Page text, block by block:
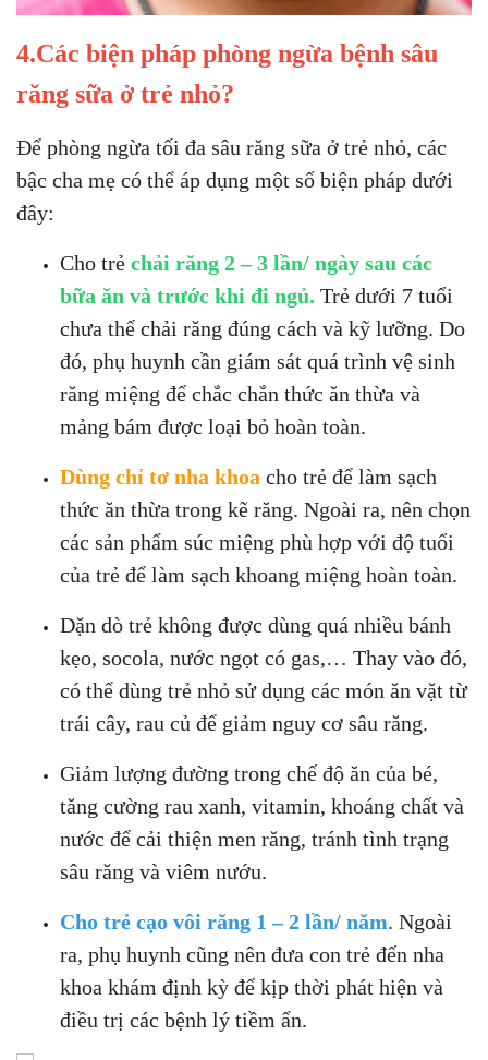
4.Các biện pháp phòng ngừa bệnh sâu
răng sữa ở trẻ nhỏ?
Để phòng ngừa tối đa sâu răng sữa ở trẻ nhỏ, các
bậc cha mẹ có thể áp dụng một số biện pháp dưới
đây:
Cho trẻ chải răng 2 – 3 lần/ ngày sau các
bữa ăn và trước khi đi ngủ. Trẻ dưới 7 tuổi
chưa thể chải răng đúng cách và kỹ lưỡng. Do
đó, phụ huynh cần giám sát quá trình vệ sinh
răng miệng để chắc chắn thức ăn thừa và
mảng bám được loại bỏ hoàn toàn.
Dùng chỉ tơ nha khoa cho trẻ để làm sạch
thức ăn thừa trong kẽ răng. Ngoài ra, nên chọn
các sản phẩm súc miệng phù hợp với độ tuổi
của trẻ để làm sạch khoang miệng hoàn toàn.
Dặn dò trẻ không được dùng quá nhiều bánh
kẹo, socola, nước ngọt có gas,… Thay vào đó,
có thể dùng trẻ nhỏ sử dụng các món ăn vặt từ
trái cây, rau củ để giảm nguy cơ sâu răng.
Giảm lượng đường trong chế độ ăn của bé,
tăng cường rau xanh, vitamin, khoáng chất và
nước để cải thiện men răng, tránh tình trạng
sâu răng và viêm nướu.
Cho trẻ cạo vôi răng 1 – 2 lần/ năm. Ngoài
ra, phụ huynh cũng nên đưa con trẻ đến nha
khoa khám định kỳ để kịp thời phát hiện và
điều trị các bệnh lý tiềm ẩn.